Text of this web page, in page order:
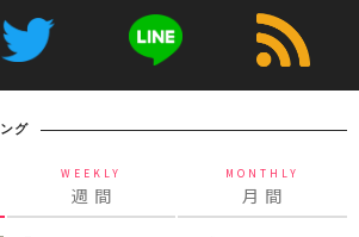
グ
WEEKLY
週 間
MONTHLY
月 間